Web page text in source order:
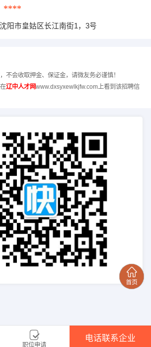
****
沈阳市皇姑区长江南街1，3号
不会收取押金、保证金，请微友务必谨慎！
辽中人才网www.dxsyxewlkjfw.com上看到该招聘信
职位申请
电话联系企业